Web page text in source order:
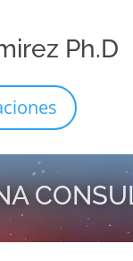
Ph.D